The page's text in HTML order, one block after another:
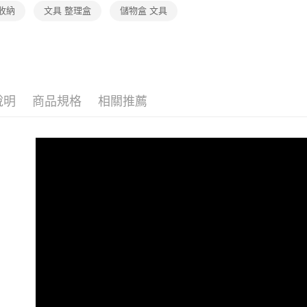
納 文具 整理盒 儲物盒 文具
明 商品規格 相關推薦